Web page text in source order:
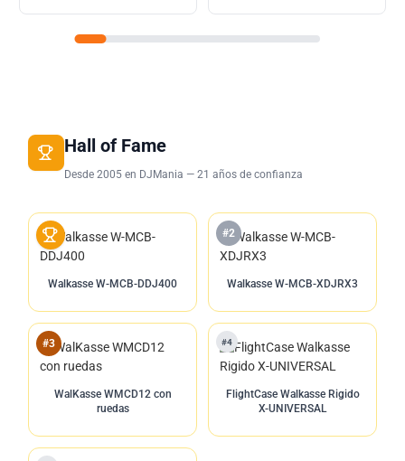
Hall of Fame
Desde 2005 en DJMania — 21 años de confianza
Walkasse W-MCB-DDJ400
#2
Walkasse W-MCB-XDJRX3
#3
WalKasse WMCD12 con
ruedas
#4
FlightCase Walkasse Rigido
X-UNIVERSAL